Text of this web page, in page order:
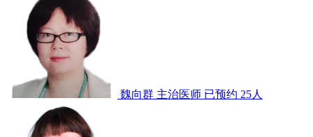
魏向群 主治医师 已预约 25人